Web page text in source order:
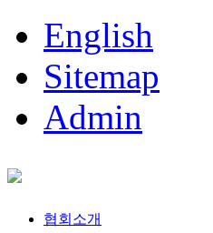
English
Sitemap
Admin
협회소개